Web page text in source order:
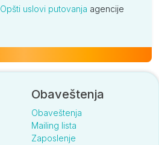
Opšti uslovi putovanja agencije
Obaveštenja
Obaveštenja
Mailing lista
Zaposlenje